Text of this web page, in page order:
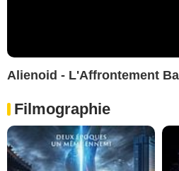
Alienoid - L'Affrontement
Filmographie